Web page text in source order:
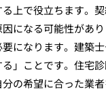
上で役立ちます。
になる可能性があ
になります。建築
」ことです。住宅
の希望に合った業